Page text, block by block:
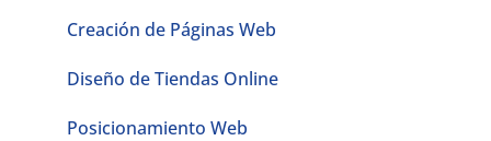
Creación de Páginas Web
Diseño de Tiendas Online
Posicionamiento Web